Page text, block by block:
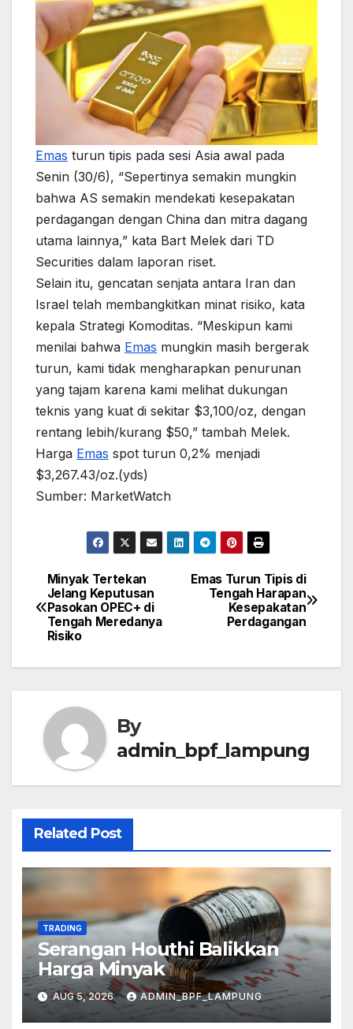
Emas turun tipis pada sesi Asia awal pada
Senin (30/6), “Sepertinya semakin mungkin
bahwa AS semakin mendekati kesepakatan
perdagangan dengan China dan mitra dagang
utama lainnya,” kata Bart Melek dari TD
Securities dalam laporan riset.
Selain itu, gencatan senjata antara Iran dan
Israel telah membangkitkan minat risiko, kata
kepala Strategi Komoditas. “Meskipun kami
menilai bahwa Emas mungkin masih bergerak
turun, kami tidak mengharapkan penurunan
yang tajam karena kami melihat dukungan
teknis yang kuat di sekitar $3,100/oz, dengan
rentang lebih/kurang $50,” tambah Melek.
Harga Emas spot turun 0,2% menjadi
$3,267.43/oz.(yds)
Sumber: MarketWatch
Post
navigation
Emas Turun Tipis di
Tengah Harapan
Kesepakatan
Perdagangan
Minyak Tertekan
Jelang Keputusan
Pasokan OPEC+ di
Tengah Meredanya
Risiko
By
admin_bpf_lampung
Related Post
TRADING
Serangan Houthi Balikkan
Harga Minyak
AUG 5, 2026 ADMIN_BPF_LAMPUNG